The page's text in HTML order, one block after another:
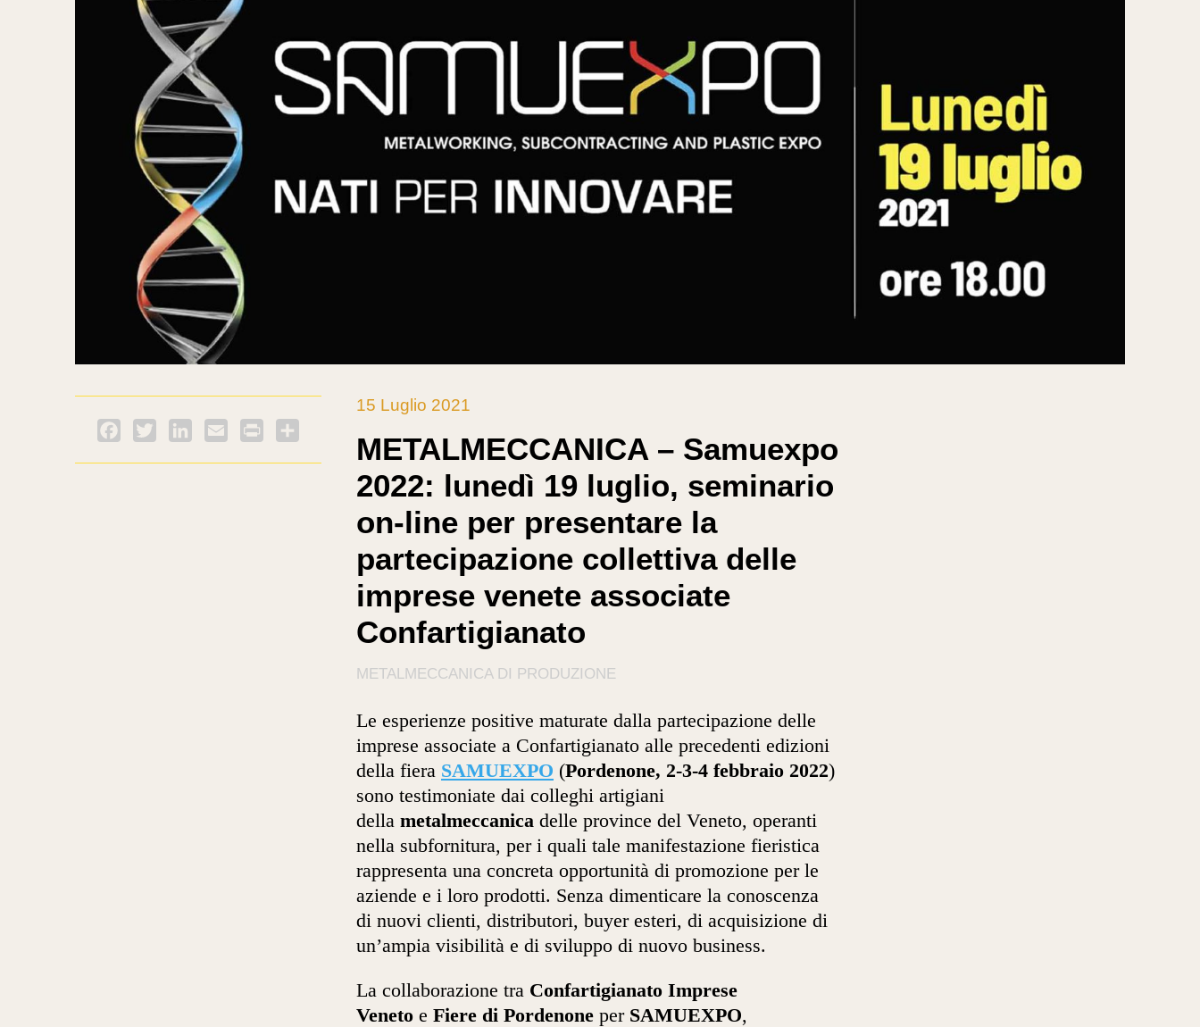
Facebook
Twitter LinkedInEmail PrintFriendly
15 Luglio 2021
METALMECCANICA – Samuexpo
2022: lunedì 19 luglio, seminario
on-line per presentare la
partecipazione collettiva delle
imprese venete associate
Confartigianato
METALMECCANICA DI PRODUZIONE
Le esperienze positive maturate dalla partecipazione delle
imprese associate a Confartigianato alle precedenti edizioni
della fiera SAMUEXPO (Pordenone, 2-3-4 febbraio 2022)
sono testimoniate dai colleghi artigiani
della metalmeccanica delle province del Veneto, operanti
nella subfornitura, per i quali tale manifestazione fieristica
rappresenta una concreta opportunità di promozione per le
aziende e i loro prodotti. Senza dimenticare la conoscenza
di nuovi clienti, distributori, buyer esteri, di acquisizione di
un’ampia visibilità e di sviluppo di nuovo business.
La collaborazione tra Confartigianato Imprese
Veneto e Fiere di Pordenone per SAMUEXPO,